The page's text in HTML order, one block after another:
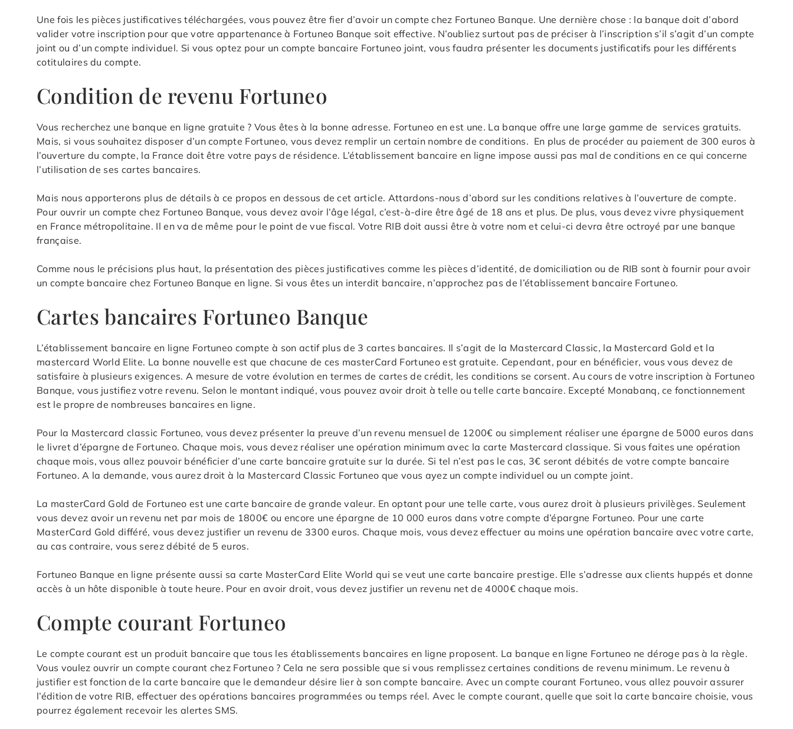
Une fois les pièces justificatives téléchargées, vous pouvez être fier d’avoir un compte chez Fortuneo Banque. Une dernière chose : la banque doit d’abord
valider votre inscription pour que votre appartenance à Fortuneo Banque soit effective. N’oubliez surtout pas de préciser à l’inscription s’il s’agit d’un compte
joint ou d’un compte individuel. Si vous optez pour un compte bancaire Fortuneo joint, vous faudra présenter les documents justificatifs pour les différents
cotitulaires du compte.
Condition de revenu Fortuneo
Vous recherchez une banque en ligne gratuite ? Vous êtes à la bonne adresse. Fortuneo en est une. La banque offre une large gamme de services gratuits.
Mais, si vous souhaitez disposer d’un compte Fortuneo, vous devez remplir un certain nombre de conditions. En plus de procéder au paiement de 300 euros à
l’ouverture du compte, la France doit être votre pays de résidence. L’établissement bancaire en ligne impose aussi pas mal de conditions en ce qui concerne
l’utilisation de ses cartes bancaires.
Mais nous apporterons plus de détails à ce propos en dessous de cet article. Attardons-nous d’abord sur les conditions relatives à l’ouverture de compte.
Pour ouvrir un compte chez Fortuneo Banque, vous devez avoir l’âge légal, c’est-à-dire être âgé de 18 ans et plus. De plus, vous devez vivre physiquement
en France métropolitaine. Il en va de même pour le point de vue fiscal. Votre RIB doit aussi être à votre nom et celui-ci devra être octroyé par une banque
française.
Comme nous le précisions plus haut, la présentation des pièces justificatives comme les pièces d’identité, de domiciliation ou de RIB sont à fournir pour avoir
un compte bancaire chez Fortuneo Banque en ligne. Si vous êtes un interdit bancaire, n’approchez pas de l’établissement bancaire Fortuneo.
Cartes bancaires Fortuneo Banque
L’établissement bancaire en ligne Fortuneo compte à son actif plus de 3 cartes bancaires. Il s’agit de la Mastercard Classic, la Mastercard Gold et la
mastercard World Elite. La bonne nouvelle est que chacune de ces masterCard Fortuneo est gratuite. Cependant, pour en bénéficier, vous vous devez de
satisfaire à plusieurs exigences. A mesure de votre évolution en termes de cartes de crédit, les conditions se corsent. Au cours de votre inscription à Fortuneo
Banque, vous justifiez votre revenu. Selon le montant indiqué, vous pouvez avoir droit à telle ou telle carte bancaire. Excepté Monabanq, ce fonctionnement
est le propre de nombreuses bancaires en ligne.
Pour la Mastercard classic Fortuneo, vous devez présenter la preuve d’un revenu mensuel de 1200€ ou simplement réaliser une épargne de 5000 euros dans
le livret d’épargne de Fortuneo. Chaque mois, vous devez réaliser une opération minimum avec la carte Mastercard classique. Si vous faites une opération
chaque mois, vous allez pouvoir bénéficier d’une carte bancaire gratuite sur la durée. Si tel n’est pas le cas, 3€ seront débités de votre compte bancaire
Fortuneo. A la demande, vous aurez droit à la Mastercard Classic Fortuneo que vous ayez un compte individuel ou un compte joint.
La masterCard Gold de Fortuneo est une carte bancaire de grande valeur. En optant pour une telle carte, vous aurez droit à plusieurs privilèges. Seulement
vous devez avoir un revenu net par mois de 1800€ ou encore une épargne de 10 000 euros dans votre compte d’épargne Fortuneo. Pour une carte
MasterCard Gold différé, vous devez justifier un revenu de 3300 euros. Chaque mois, vous devez effectuer au moins une opération bancaire avec votre carte,
au cas contraire, vous serez débité de 5 euros.
Fortuneo Banque en ligne présente aussi sa carte MasterCard Elite World qui se veut une carte bancaire prestige. Elle s’adresse aux clients huppés et donne
accès à un hôte disponible à toute heure. Pour en avoir droit, vous devez justifier un revenu net de 4000€ chaque mois.
Compte courant Fortuneo
Le compte courant est un produit bancaire que tous les établissements bancaires en ligne proposent. La banque en ligne Fortuneo ne déroge pas à la règle.
Vous voulez ouvrir un compte courant chez Fortuneo ? Cela ne sera possible que si vous remplissez certaines conditions de revenu minimum. Le revenu à
justifier est fonction de la carte bancaire que le demandeur désire lier à son compte bancaire. Avec un compte courant Fortuneo, vous allez pouvoir assurer
l’édition de votre RIB, effectuer des opérations bancaires programmées ou temps réel. Avec le compte courant, quelle que soit la carte bancaire choisie, vous
pourrez également recevoir les alertes SMS.